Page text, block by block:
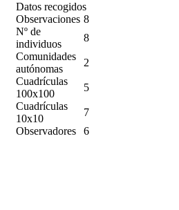
Datos recogidos
Observaciones 8
Nº de
individuos
8
Comunidades
autónomas
2
Cuadrículas
100x100
5
Cuadrículas
10x10
7
Observadores
6